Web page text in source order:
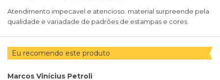
Atendimento impecavel e atencioso. material surpreende pela
qualidade e variadade de padrões de estampas e cores.
Eu recomendo este produto
Marcos Vinícius Petroli